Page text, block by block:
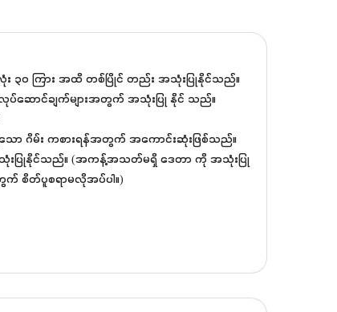
၃၀ ကြား အထိ တစ်ပြိုင် တည်း အသုံးပြုနိုင်သည်။
ပ်ဆောင်ချက်များအတွက် အသုံးပြု နိုင် သည်။
သော ဂိမ်း ကစားရန်အတွက် အကောင်းဆုံးဖြစ်သည်။
ြုနိုင်သည်။ (အကန့်အသတ်မရှိ ဒေတာ ကို အသုံးပြု
က် စိတ်ပူစရာမလိုအပ်ပါ။)